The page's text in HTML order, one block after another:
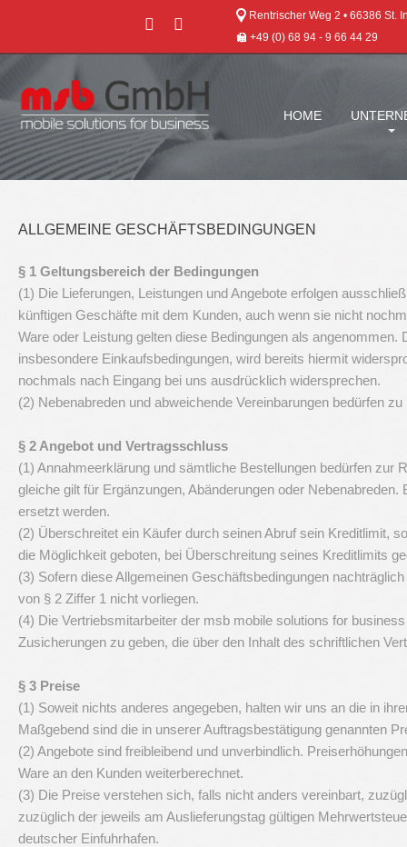
Rentrischer Weg 2 • 66386 St.
+49 (0) 68 94 - 9 66 44 29
HOME
ALLGEMEINE GESCHÄFTSBEDINGUNGEN
§ 1 Geltungsbereich der Bedingungen
(1) Die Lieferungen, Leistungen und Angebote erfolgen
künftigen Geschäfte mit dem Kunden, auch wenn sie nicht
Ware oder Leistung gelten diese Bedingungen als
insbesondere Einkaufsbedingungen, wird bereits hiermit
nochmals nach Eingang bei uns ausdrücklich widersprechen.
(2) Nebenabreden und abweichende Vereinbarungen bedürfen
§ 2 Angebot und Vertragsschluss
(1) Annahmeerklärung und sämtliche Bestellungen bedürfen
gleiche gilt für Ergänzungen, Abänderungen oder
ersetzt werden.
(2) Überschreitet ein Käufer durch seinen Abruf sein Kreditlimit,
die Möglichkeit geboten, bei Überschreitung seines Kreditlimits
(3) Sofern diese Allgemeinen Geschäftsbedingungen
von § 2 Ziffer 1 nicht vorliegen.
(4) Die Vertriebsmitarbeiter der msb mobile solutions for
Zusicherungen zu geben, die über den Inhalt des schriftlichen
§ 3 Preise
(1) Soweit nichts anderes angegeben, halten wir uns an die in
Maßgebend sind die in unserer Auftragsbestätigung genannten
(2) Angebote sind freibleibend und unverbindlich.
Ware an den Kunden weiterberechnet.
(3) Die Preise verstehen sich, falls nicht anders vereinbart,
zuzüglich der jeweils am Auslieferungstag gültigen
deutscher Einfuhrhafen.